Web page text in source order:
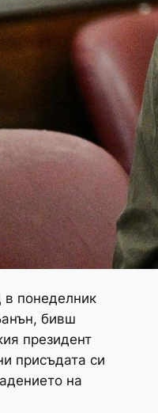
понеделник
бивш
президент
присъдата си
на